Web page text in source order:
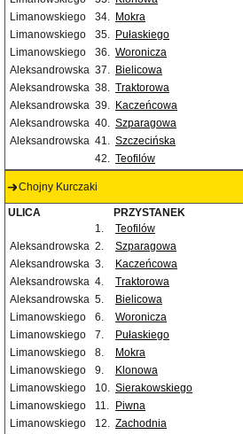
Limanowskiego
34. Mokra
Limanowskiego
35. Pułaskiego
Limanowskiego
36. Woronicza
Aleksandrowska 37. Bielicowa
Aleksandrowska 38. Traktorowa
Aleksandrowska 39. Kaczeńcowa
Aleksandrowska 40. Szparagowa
Aleksandrowska 41. Szczecińska
42. Teofilów
Chojny Kurczaki
ULICA PRZYSTANEK
1.
Teofilów
Aleksandrowska 2. Szparagowa
Aleksandrowska 3. Kaczeńcowa
Aleksandrowska 4. Traktorowa
Aleksandrowska 5. Bielicowa
Limanowskiego
6. Woronicza
Limanowskiego
7. Pułaskiego
Limanowskiego
8. Mokra
Limanowskiego
9. Klonowa
Limanowskiego
10. Sierakowskiego
Limanowskiego
11. Piwna
Limanowskiego
12. Zachodnia